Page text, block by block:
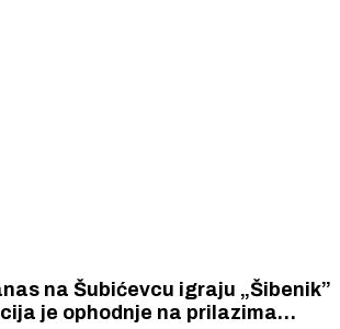
na Šubićevcu igraju „Šibenik”
je ophodnje na prilazima